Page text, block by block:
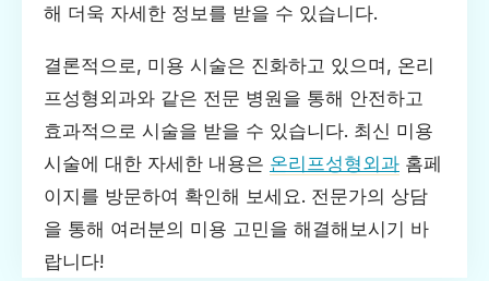
해 더욱 자세한 정보를 받을 수 있습니다.
결론적으로, 미용 시술은 진화하고 있으며, 온리
프성형외과와 같은 전문 병원을 통해 안전하고
효과적으로 시술을 받을 수 있습니다. 최신 미용
시술에 대한 자세한 내용은 온리프성형외과 홈페
이지를 방문하여 확인해 보세요. 전문가의 상담
을 통해 여러분의 미용 고민을 해결해보시기 바
랍니다!